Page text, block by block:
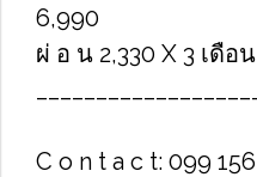
6,990
ผ่ อ น 2,330 X 3 เดือน
C o n t a c t: 099